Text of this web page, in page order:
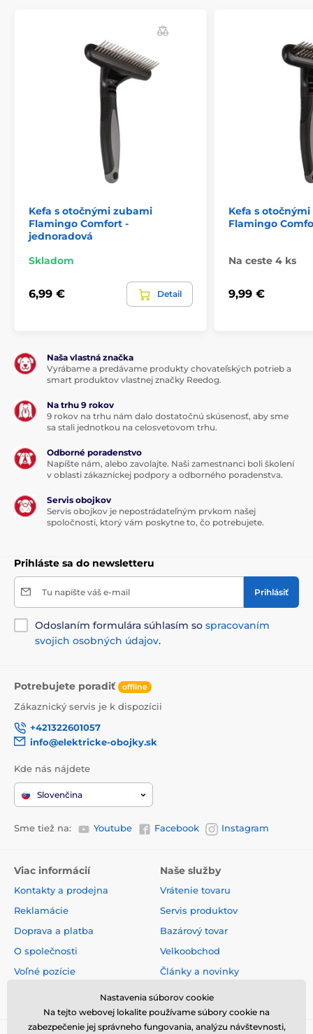
Kefa s otočnými zubami
Flamingo Comfort -
jednoradová
Skladom
6,99 € Detail
Kefa s
Flamingo
Na ceste 4 ks
9,99 €
Naša vlastná značka
Vyrábame a predávame produkty chovateľských potrieb a
smart produktov vlastnej značky Reedog.
Na trhu 9 rokov
9 rokov na trhu nám dalo dostatočnú skúsenosť, aby sme
sa stali jednotkou na celosvetovom trhu.
Odborné poradenstvo
Napíšte nám, alebo zavolajte. Naši zamestnanci boli školení
v oblasti zákazníckej podpory a odborného poradenstva.
Servis obojkov
Servis obojkov je nepostrádateľným prvkom našej
spoločnosti, ktorý vám poskytne to, čo potrebujete.
Prihláste sa do newsletteru
Tu napíšte váš e-mail Prihlásiť
Odoslaním formulára súhlasím so spracovaním
svojich osobných údajov.
Potrebujete poradiť offline
Zákaznický servis je k dispozícii
+421322601057
info@elektricke-obojky.sk
Kde nás nájdete
Slovenčina
Sme tiež na: Youtube Facebook Instagram
Viac informácií
Kontakty a prodejna
Reklamácie
Doprava a platba
O společnosti
Voľné pozície
Naše služby
Vrátenie tovaru
Servis produktov
Bazárový tovar
Velkoobchod
Články a novinky
Nastavenia súborov cookie
Na tejto webovej lokalite používame súbory cookie na
zabezpečenie jej správneho fungovania, analýzu návštevnosti,